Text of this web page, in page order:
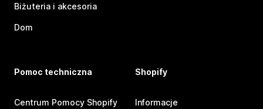
Biżuteria i akcesoria
Dom
Pomoc techniczna
Centrum Pomocy Shopify
Shopify
Informacje